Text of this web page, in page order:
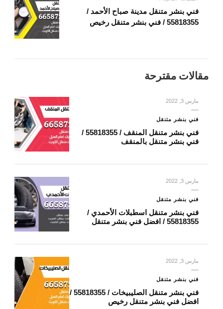
فني بنشر متنقل مدينة صباح الأحمد /
55818355‬ / فني بنشر متنقل رخيص
مقالات مقترحة
مارس 3, 2022
فني بنشر متنقل
فني بنشر متنقل المنقف / 55818355‬ /
فني بنشر متنقل بالمنقف
مارس 3, 2022
فني بنشر متنقل
فني بنشر متنقل اسطبلات الأحمدي /
55818355‬ / افضل فني بنشر متنقل
مارس 3, 2022
فني بنشر متنقل
فني بنشر متنقل الصليبيخات / 55818355‬ /
افضل فني بنشر متنقل رخيص